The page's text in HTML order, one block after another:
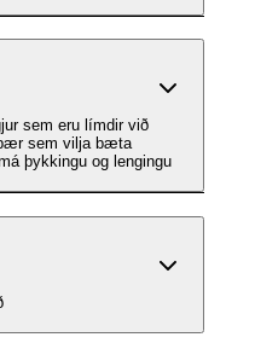
sem eru límdir við
sem vilja bæta
þykkingu og lengingu